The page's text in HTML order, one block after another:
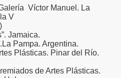
Víctor Manuel. La
la V
Jamaica.
Pampa. Argentina.
Plásticas. Pinar del Río.
de Artes Plásticas.